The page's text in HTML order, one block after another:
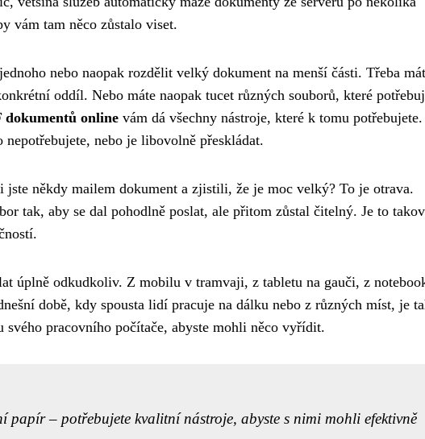
vám tam něco zůstalo viset.
nebo naopak rozdělit velký dokument na menší části. Třeba
oddíl. Nebo máte naopak tucet různých souborů, které
dokumentů online vám dá všechny nástroje, které k tomu potřebujete.
nebo je libovolně přeskládat.
někdy mailem dokument a zjistili, že je moc velký? To je otrava.
tak, aby se dal pohodlně poslat, ale přitom zůstal čitelný. Je to
úplně odkudkoliv. Z mobilu v tramvaji, z tabletu na gauči, z
době, kdy spousta lidí pracuje na dálku nebo z různých míst, je
pracovního počítače, abyste mohli něco vyřídit.
– potřebujete kvalitní nástroje, abyste s nimi mohli efektivně